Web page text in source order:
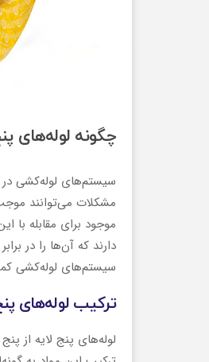
چگونه لوله‌های
سیستم‌های لوله‌کشی
مشکلات می‌توانند
موجود برای مقابله با
دارند که آن‌ها را در
سیستم‌های لوله‌کشی
ترکیب لوله‌های
لوله‌های پنج لایه از
زانو چپقی با مهره